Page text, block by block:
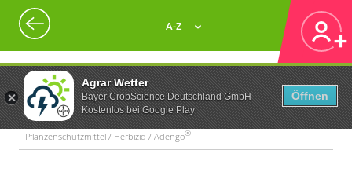
Agrar Wetter
Bayer CropScience Deutschland GmbH
Kostenlos bei Google Play
Öffnen
A-Z
Pflanzenschutzmittel / Herbizid / Adengo®